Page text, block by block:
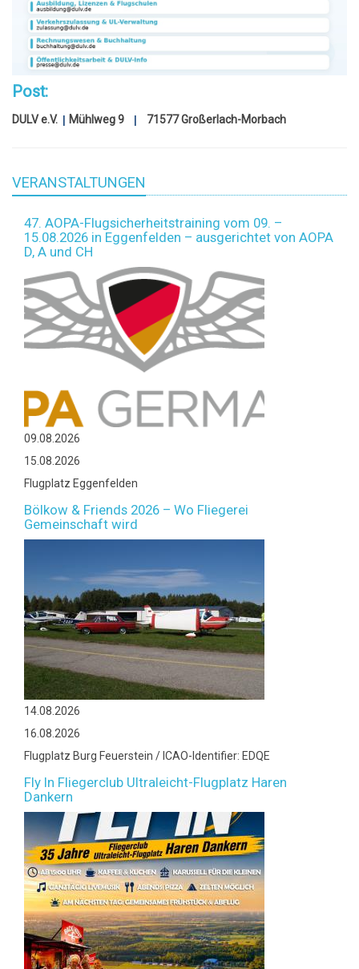
Post:
DULV e.V. Mühlweg 9 71577 Großerlach-Morbach
VERANSTALTUNGEN
47. AOPA-Flugsicherheitstraining vom 09. –
15.08.2026 in Eggenfelden – ausgerichtet von AOPA
D, A und CH
09.08.2026
15.08.2026
Flugplatz Eggenfelden
Bölkow & Friends 2026 – Wo Fliegerei
Gemeinschaft wird
14.08.2026
16.08.2026
Flugplatz Burg Feuerstein / ICAO-Identifier: EDQE
Fly In Fliegerclub Ultraleicht-Flugplatz Haren
Dankern